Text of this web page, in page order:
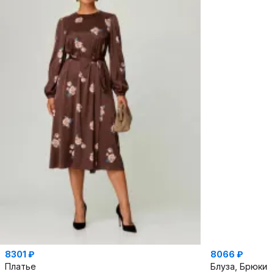
8301 ₽
Платье
8066 ₽
Блуза, Брюки